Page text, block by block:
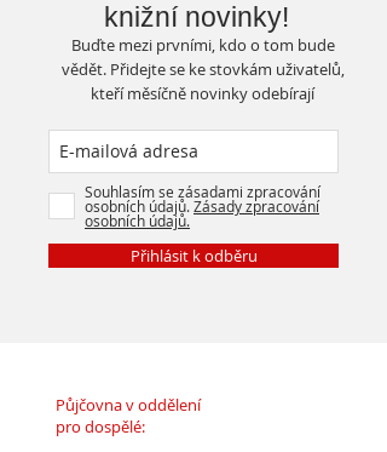
knižní novinky!
Buďte mezi prvními, kdo o tom bude
vědět. Přidejte se ke stovkám uživatelů,
kteří měsíčně novinky odebírají
Souhlasím se zásadami zpracování
osobních údajů.Zásady zpracování
osobních údajů.
Přihlásit k odběru
Půjčovna v oddělení
pro dospělé: